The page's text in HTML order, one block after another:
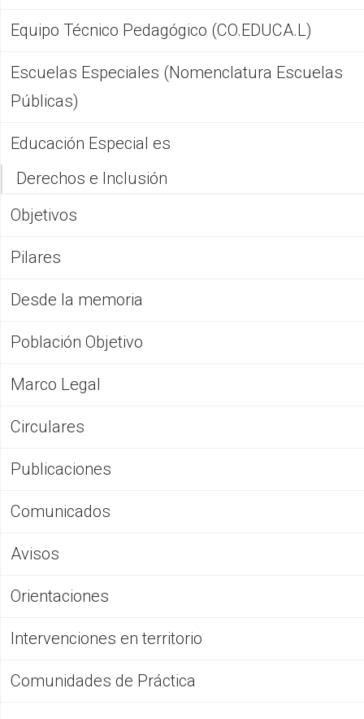
Equipo Técnico Pedagógico (CO.EDUCA.L)
Escuelas Especiales (Nomenclatura Escuelas
Públicas)
Educación Especial es
Derechos e Inclusión
Objetivos
Pilares
Desde la memoria
Población Objetivo
Marco Legal
Circulares
Publicaciones
Comunicados
Avisos
Orientaciones
Intervenciones en territorio
Comunidades de Práctica